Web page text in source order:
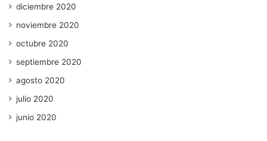
diciembre 2020
noviembre 2020
octubre 2020
septiembre 2020
agosto 2020
julio 2020
junio 2020